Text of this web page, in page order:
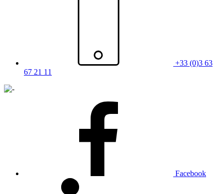
+33 (0)3 63
67 21 11
Facebook